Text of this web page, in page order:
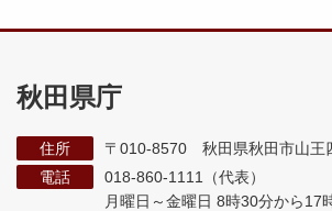
秋田県庁
住所
〒010-8570 秋田県秋田市山王
電話
018-860-1111（代表）
月曜日～金曜日 8時30分から17